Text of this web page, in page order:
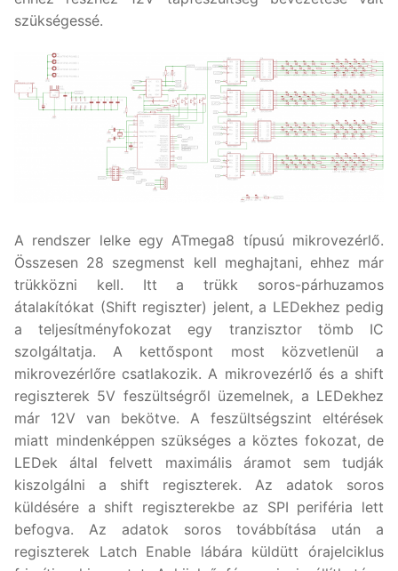
szükségessé.
A rendszer lelke egy ATmega8 típusú mikrovezérlő.
Összesen 28 szegmenst kell meghajtani, ehhez már
trükközni kell. Itt a trükk soros-párhuzamos
átalakítókat (Shift regiszter) jelent, a LEDekhez pedig
a teljesítményfokozat egy tranzisztor tömb IC
szolgáltatja. A kettőspont most közvetlenül a
mikrovezérlőre csatlakozik. A mikrovezérlő és a shift
regiszterek 5V feszültségről üzemelnek, a LEDekhez
már 12V van bekötve. A feszültségszint eltérések
miatt mindenképpen szükséges a köztes fokozat, de
LEDek által felvett maximális áramot sem tudják
kiszolgálni a shift regiszterek. Az adatok soros
küldésére a shift regiszterekbe az SPI periféria lett
befogva. Az adatok soros továbbítása után a
regiszterek Latch Enable lábára küldütt órajelciklus